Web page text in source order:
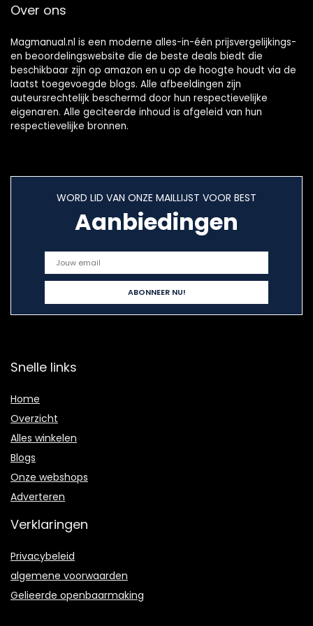
Over ons
Magmanual.nl is een moderne alles-in-één prijsvergelijkings-
en beoordelingswebsite die de beste deals biedt die
beschikbaar zijn op amazon en u op de hoogte houdt via de
laatst toegevoegde blogs. Alle afbeeldingen zijn
auteursrechtelijk beschermd door hun respectievelijke
eigenaren. Alle geciteerde inhoud is afgeleid van hun
respectievelijke bronnen.
WORD LID VAN ONZE MAILLIJST VOOR BEST
Aanbiedingen
Snelle links
Home
Overzicht
Alles winkelen
Blogs
Onze webshops
Adverteren
Verklaringen
Privacybeleid
algemene voorwaarden
Gelieerde openbaarmaking